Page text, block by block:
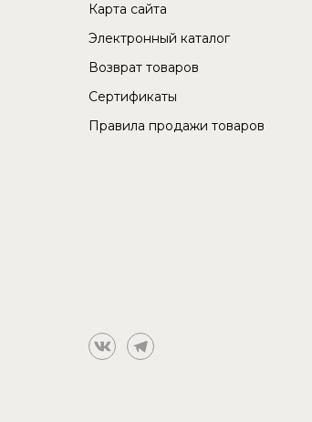
Карта сайта
Электронный каталог
Возврат товаров
Сертификаты
Правила продажи товаров